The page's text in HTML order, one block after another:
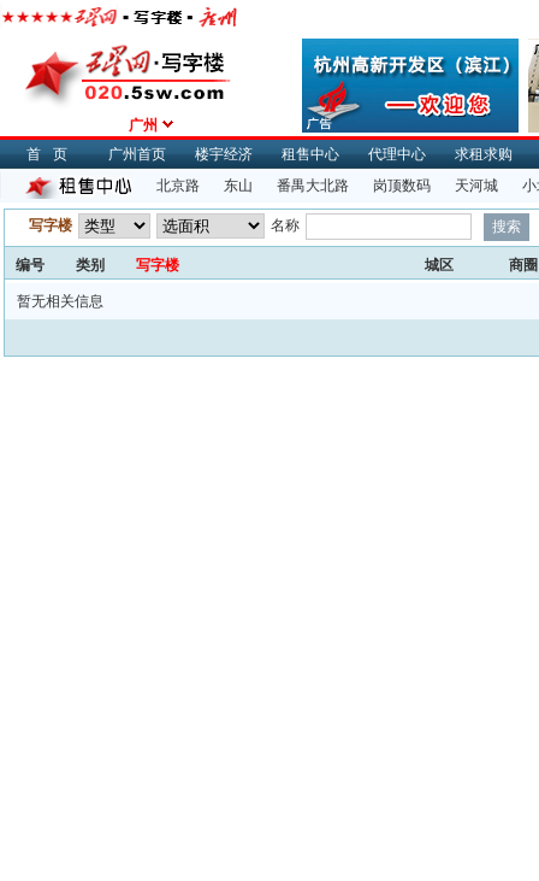
广州
首页
广州首页 楼宇经济 租售中心 代理中心
求租求购
北京路
东山 番禺大北路 岗顶数码 天河城
写字楼 名称
编号 类别 写字楼 城区 商圈
暂无相关信息